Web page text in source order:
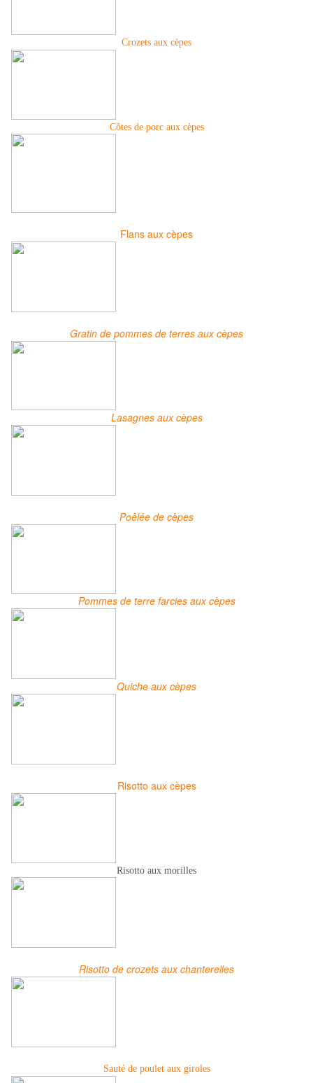
Crozets aux cèpes
Côtes de porc aux cèpes
Flans aux cèpes
Gratin de pommes de terres aux cèpes
Lasagnes aux cèpes
Poêlée de cèpes
Pommes de terre farcies aux cèpes
Quiche aux cèpes
Risotto aux cèpes
Risotto aux morilles
Risotto de crozets aux chanterelles
Sauté de poulet aux giroles